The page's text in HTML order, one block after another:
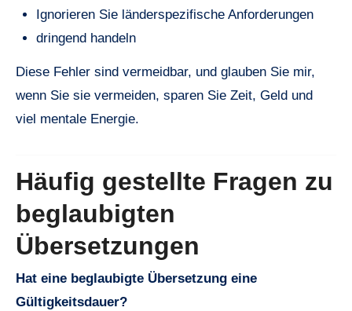
Ignorieren Sie länderspezifische Anforderungen
dringend handeln
Diese Fehler sind vermeidbar, und glauben Sie mir,
wenn Sie sie vermeiden, sparen Sie Zeit, Geld und
viel mentale Energie.
Häufig gestellte Fragen zu
beglaubigten
Übersetzungen
Hat eine beglaubigte Übersetzung eine
Gültigkeitsdauer?